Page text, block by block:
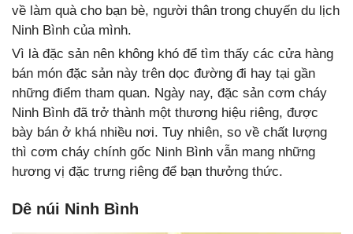
về làm quà cho bạn bè, người thân trong chuyến du lịch
Ninh Bình của mình.
Vì là đặc sản nên không khó để tìm thấy các cửa hàng
bán món đặc sản này trên dọc đường đi hay tại gần
những điểm tham quan. Ngày nay, đặc sản cơm cháy
Ninh Bình đã trở thành một thương hiệu riêng, được
bày bán ở khá nhiều nơi. Tuy nhiên, so về chất lượng
thì cơm cháy chính gốc Ninh Bình vẫn mang những
hương vị đặc trưng riêng để bạn thưởng thức.
Dê núi Ninh Bình